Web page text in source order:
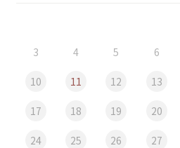
3 4 5 6
10 11 12 13
17 18 19 20
24 25 26 27